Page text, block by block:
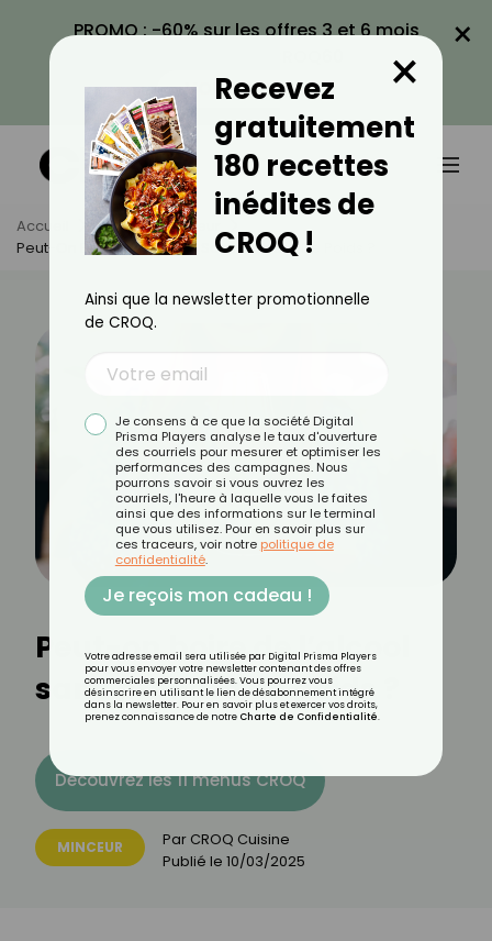
PROMO : -60% sur les offres 3 et 6 mois
VOIR LA PROMO
×
Accueil Actus
Minceur
Peut-On Boire De L’alcool Sans Prendre De Poids ?
Peut-on boire de l’alcool
sans prendre de poids ?
Découvrez les 11 menus CROQ
MINCEUR Par CROQ Cuisine
Publié le 10/03/2025
Recevez
gratuitement
180 recettes
inédites de
CROQ !
×
Ainsi que la newsletter promotionnelle
de CROQ.
Je consens à ce que la société Digital
Prisma Players analyse le taux d'ouverture
des courriels pour mesurer et optimiser les
performances des campagnes. Nous
pourrons savoir si vous ouvrez les
courriels, l'heure à laquelle vous le faites
ainsi que des informations sur le terminal
que vous utilisez. Pour en savoir plus sur
ces traceurs, voir notre politique de
confidentialité.
Je reçois mon cadeau !
Votre adresse email sera utilisée par Digital Prisma Players
pour vous envoyer votre newsletter contenant des offres
commerciales personnalisées. Vous pourrez vous
désinscrire en utilisant le lien de désabonnement intégré
dans la newsletter. Pour en savoir plus et exercer vos droits,
prenez connaissance de notre Charte de Confidentialité.